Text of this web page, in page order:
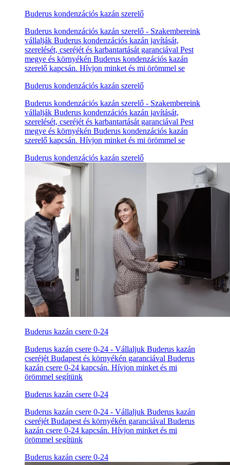
Buderus kondenzációs kazán szerelő
Buderus kondenzációs kazán szerelő - Szakembereink
vállalják Buderus kondenzációs kazán javítását,
szerelését, cseréjét és karbantartását garanciával Pest
megye és környékén Buderus kondenzációs kazán
szerelő kapcsán. Hívjon minket és mi örömmel se
Buderus kondenzációs kazán szerelő
Buderus kondenzációs kazán szerelő - Szakembereink
vállalják Buderus kondenzációs kazán javítását,
szerelését, cseréjét és karbantartását garanciával Pest
megye és környékén Buderus kondenzációs kazán
szerelő kapcsán. Hívjon minket és mi örömmel se
Buderus kondenzációs kazán szerelő
Buderus kazán csere 0-24
Buderus kazán csere 0-24 - Vállaljuk Buderus kazán
cseréjét Budapest és környékén garanciával Buderus
kazán csere 0-24 kapcsán. Hívjon minket és mi
örömmel segítünk
Buderus kazán csere 0-24
Buderus kazán csere 0-24 - Vállaljuk Buderus kazán
cseréjét Budapest és környékén garanciával Buderus
kazán csere 0-24 kapcsán. Hívjon minket és mi
örömmel segítünk
Buderus kazán csere 0-24